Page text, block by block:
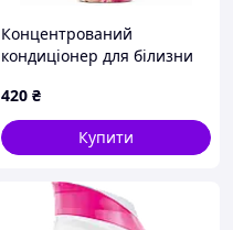
Концентрований
кондиціонер для білизни
пелюстки троянди,
бергамот і конвалія, 750 мл
(50 прань)
420 ₴
Купити